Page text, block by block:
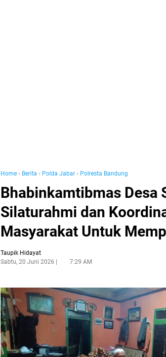
Home › Berita › Polda Jabar › Polresta Bandung
Bhabinkamtibmas Desa
Silaturahmi dan
Masyarakat Untuk
Taupik Hidayat
Sabtu, 20 Juni 2026
7:29 AM